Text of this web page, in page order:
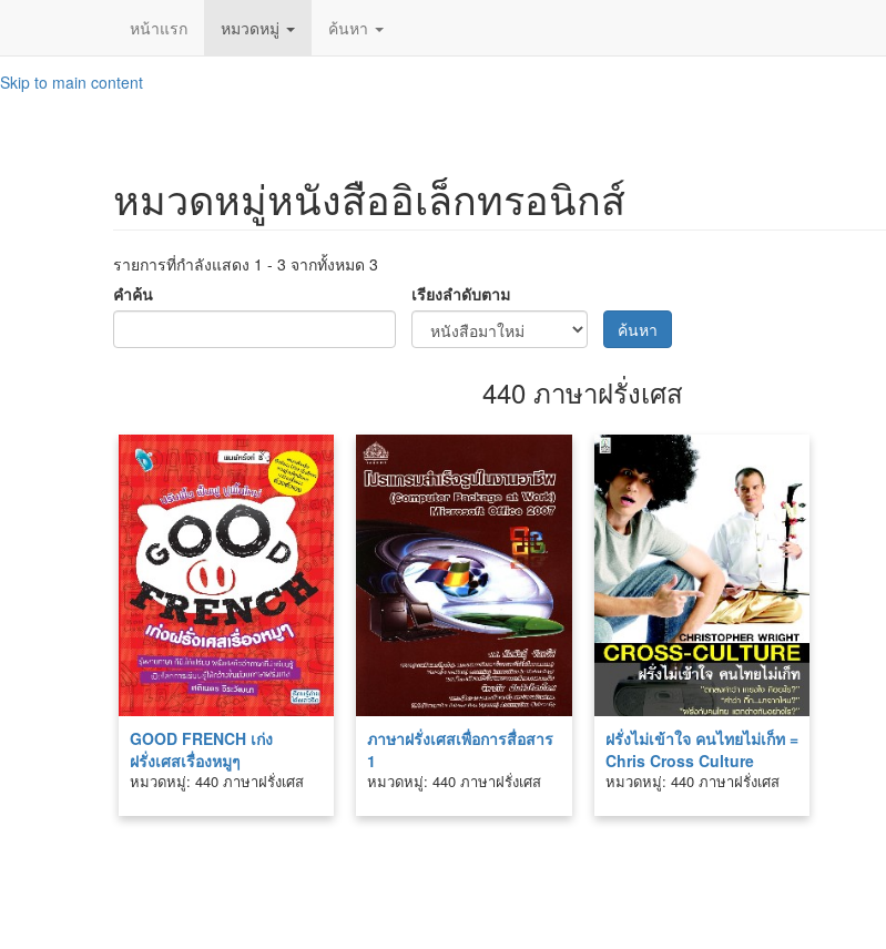
Skip to main content
หน้าแรก หมวดหมู่ ค้นหา
หมวดหมู่หนังสืออิเล็กทรอนิกส์
รายการที่กำลังแสดง 1 - 3 จากทั้งหมด 3
คำค้น
เรียงลำดับตาม
ค้นหา
440 ภาษาฝรั่งเศส
GOOD FRENCH เก่ง
ฝรั่งเศสเรื่องหมูๆ
หมวดหมู่: 440 ภาษาฝรั่งเศส
ภาษาฝรั่งเศสเพื่อการสื่อสาร
1
หมวดหมู่: 440 ภาษาฝรั่งเศส
ฝรั่งไม่เข้าใจ คนไทยไม่เก็ท =
Chris Cross Culture
หมวดหมู่: 440 ภาษาฝรั่งเศส